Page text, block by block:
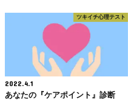
ツキイチ心理テスト
2022.4.1
あなたの『ケアポイント』診断